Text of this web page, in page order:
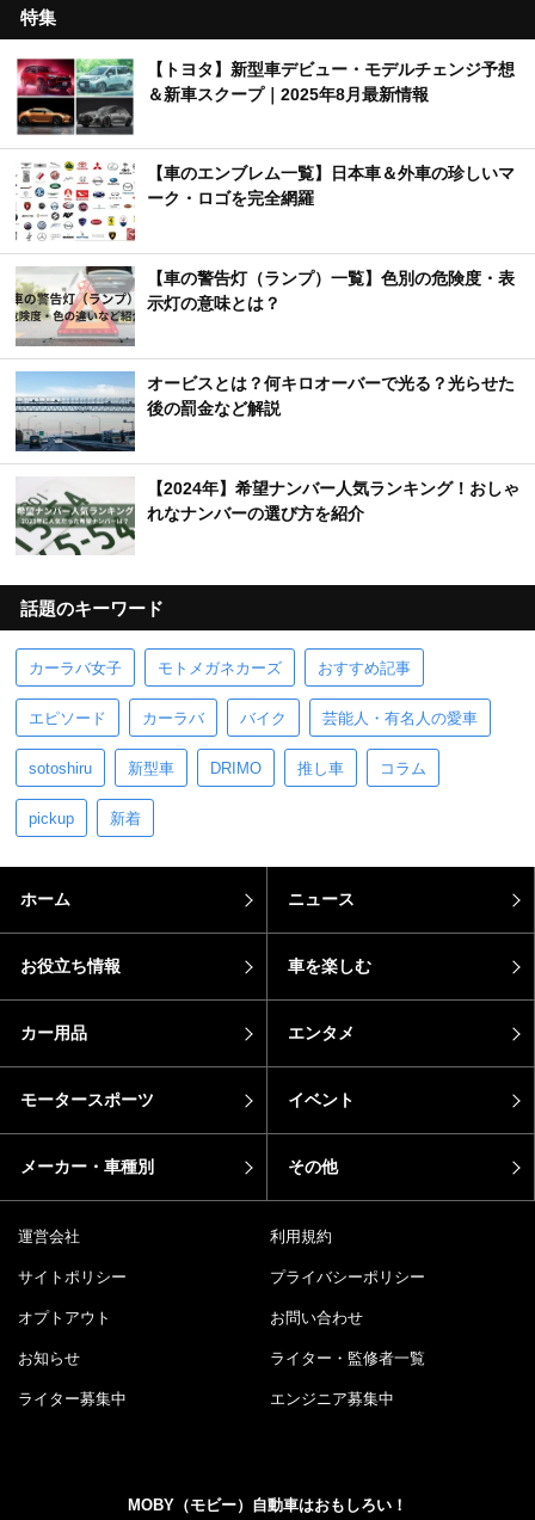
特集
【トヨタ】新型車デビュー・モデルチェンジ予想
＆新車スクープ｜2025年8月最新情報
【車のエンブレム一覧】日本車＆外車の珍しいマ
ーク・ロゴを完全網羅
【車の警告灯（ランプ）一覧】色別の危険度・表
示灯の意味とは？
オービスとは？何キロオーバーで光る？光らせた
後の罰金など解説
【2024年】希望ナンバー人気ランキング！おしゃ
れなナンバーの選び方を紹介
話題のキーワード
カーラバ女子 モトメガネカーズ おすすめ記事
エピソード カーラバ バイク 芸能人・有名人の愛車
sotoshiru 新型車 DRIMO 推し車 コラム
pickup 新着
ホーム ニュース
お役立ち情報 車を楽しむ
カー用品 エンタメ
モータースポーツ イベント
メーカー・車種別 その他
運営会社 利用規約
サイトポリシー プライバシーポリシー
オプトアウト お問い合わせ
お知らせ ライター・監修者一覧
ライター募集中 エンジニア募集中
MOBY（モビー）自動車はおもしろい！